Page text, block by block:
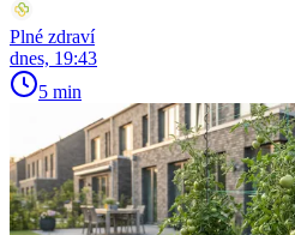
Plné zdraví
dnes, 19:43
5 min